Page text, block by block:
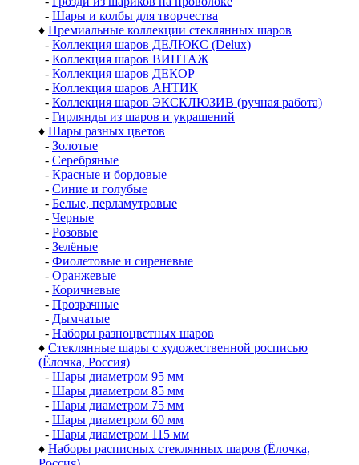
- Шары и колбы для творчества
♦ Премиальные коллекции стеклянных шаров
- Коллекция шаров ДЕЛЮКС (Delux)
- Коллекция шаров ВИНТАЖ
- Коллекция шаров ДЕКОР
- Коллекция шаров АНТИК
- Коллекция шаров ЭКСКЛЮЗИВ (ручная работа)
- Гирлянды из шаров и украшений
♦ Шары разных цветов
- Золотые
- Серебряные
- Красные и бордовые
- Синие и голубые
- Белые, перламутровые
- Черные
- Розовые
- Зелёные
- Фиолетовые и сиреневые
- Оранжевые
- Коричневые
- Прозрачные
- Дымчатые
- Наборы разноцветных шаров
♦ Стеклянные шары с художественной росписью
(Ёлочка, Россия)
- Шары диаметром 95 мм
- Шары диаметром 85 мм
- Шары диаметром 75 мм
- Шары диаметром 60 мм
- Шары диаметром 115 мм
♦ Наборы расписных стеклянных шаров (Ёлочка,